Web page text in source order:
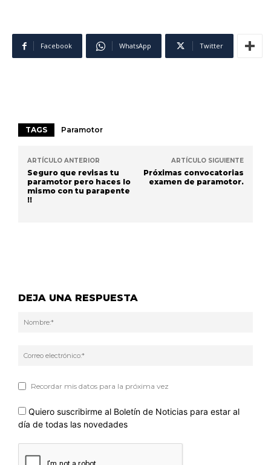
Facebook WhatsApp Twitter
TAGS Paramotor
ARTÍCULO ANTERIOR
Seguro que revisas tu
paramotor pero haces lo
mismo con tu parapente
!!
ARTÍCULO SIGUIENTE
Próximas convocatorias
examen de paramotor.
DEJA UNA RESPUESTA
Recordar mis datos para la próxima vez
Quiero suscribirme al Boletín de Noticias para estar al
día de todas las novedades